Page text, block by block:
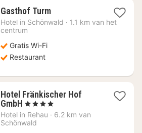
Gasthof Turm1
nacht
Hotel in Schönwald · 1.1 km van het
centrum
Gratis Wi-Fi
Restaurant
Hotel Fränkischer Hof
GmbH 1
nacht
vanaf
, 4 Sterren
Hotel in Rehau · 6.2 km van
Schönwald